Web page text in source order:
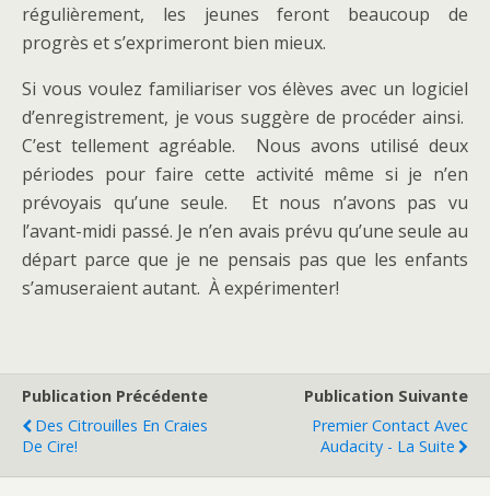
régulièrement, les jeunes feront beaucoup de
progrès et s’exprimeront bien mieux.
Si vous voulez familiariser vos élèves avec un logiciel
d’enregistrement, je vous suggère de procéder ainsi.
C’est tellement agréable. Nous avons utilisé deux
périodes pour faire cette activité même si je n’en
prévoyais qu’une seule. Et nous n’avons pas vu
l’avant-midi passé. Je n’en avais prévu qu’une seule au
départ parce que je ne pensais pas que les enfants
s’amuseraient autant. À expérimenter!
Publication Précédente
Des Citrouilles En Craies
De Cire!
Publication Suivante
Premier Contact Avec
Audacity - La Suite